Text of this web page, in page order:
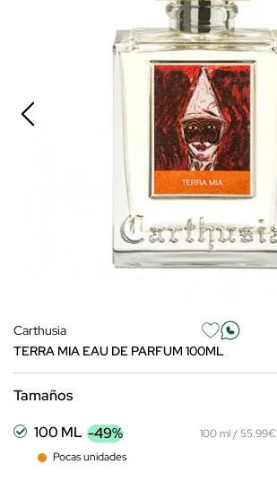
Carthusia
TERRA MIA EAU DE PARFUM 100ML
Tamaños
100 ML -49%
Pocas unidades
100 ml / 55.99€